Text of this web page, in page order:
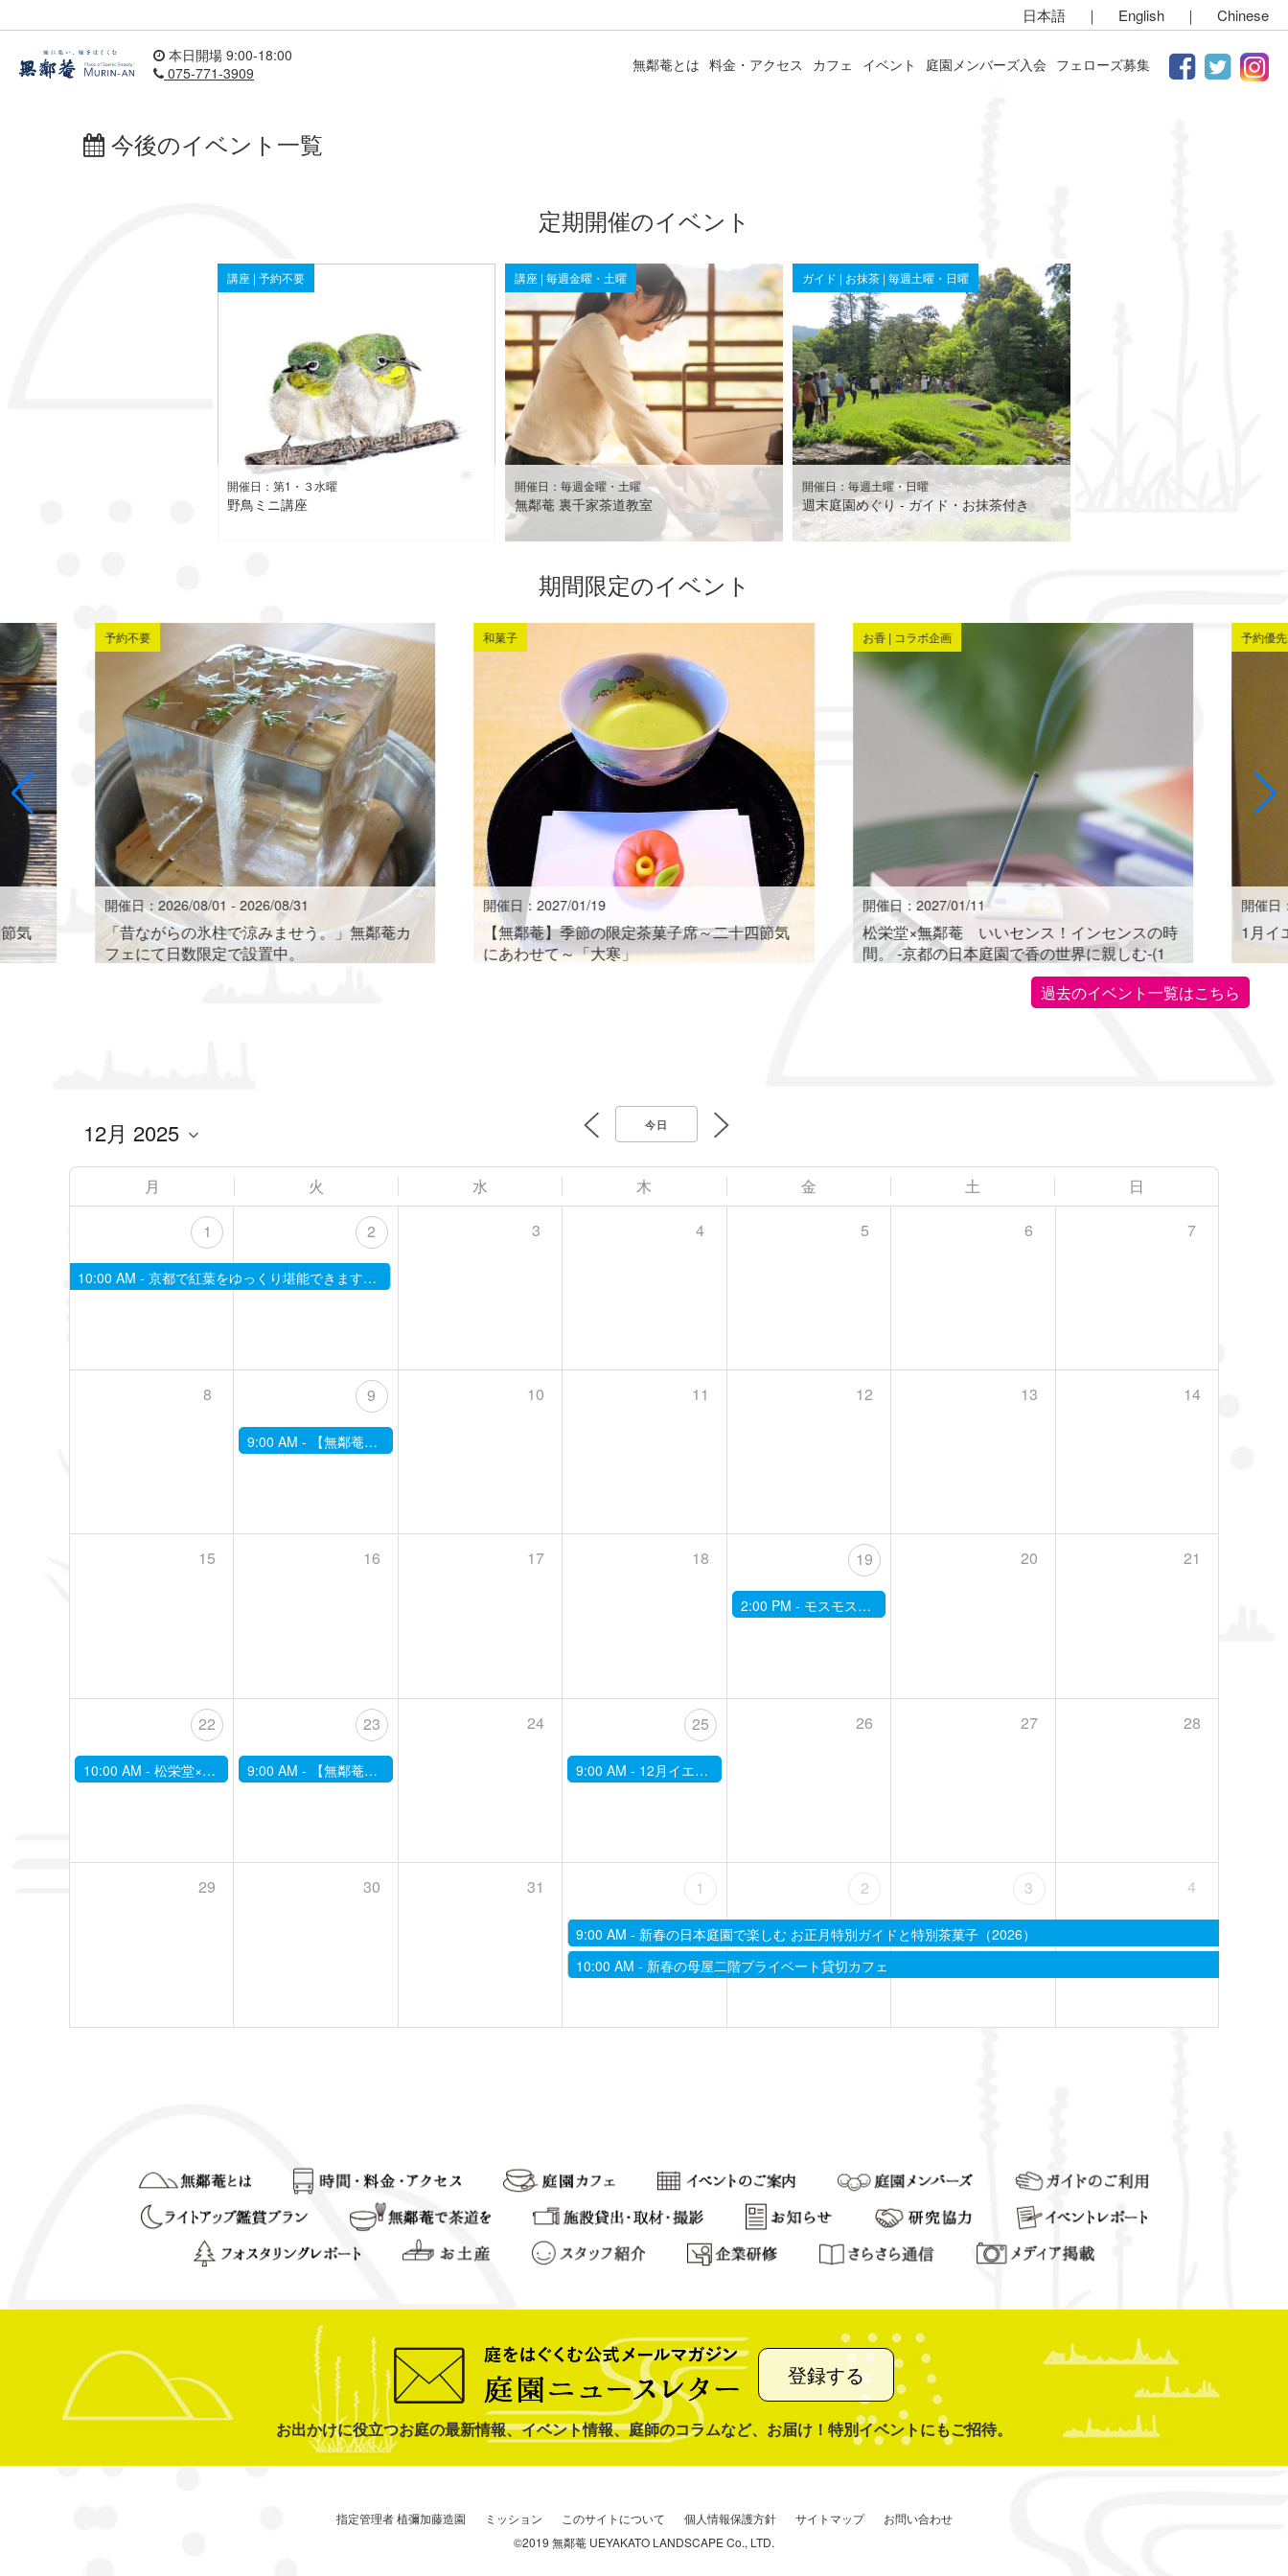
日本語 ｜ English ｜ Chinese
本日開場 9:00-18:00
075-771-3909
無鄰菴とは 料金・アクセス カフェ イベント 庭園メンバーズ入会 フェローズ募集
今後のイベント一覧
定期開催のイベント
講座 | 予約不要
開催日：第1・３水曜
野鳥ミニ講座
講座 | 毎週金曜・土曜
開催日：毎週金曜・土曜
無鄰菴 裏千家茶道教室
ガイド | お抹茶 | 毎週土曜・日曜
開催日：毎週土曜・日曜
週末庭園めぐり - ガイド・お抹茶付き
期間限定のイベント
気
予約不要
開催日：2026/08/01 - 2026/08/31
「昔ながらの氷柱で涼みませう。」無鄰菴カ
フェにて日数限定で設置中。
和菓子
開催日：2027/01/19
【無鄰菴】季節の限定茶菓子席～二十四節気
にあわせて～「大寒」
お香 | コラボ企画
開催日：2027/01/11
松栄堂×無鄰菴 いいセンス！インセンスの時
間。 -京都の日本庭園で香の世界に親しむ-(1
予約優
開催日
1月イ
過去のイベント一覧はこちら
今日
月 火 水 木 金 土 日
1
10:00 AM - 京都で紅葉をゆっくり堪能できます！ 秋の東山と名勝庭園を二階から望むプライベート貸切カフェ 2025
2 3 4 5 6 7
8 9
9:00 AM - 【無鄰菴】12/9季節の限定茶菓子席～二十四節気にあわせて～「大雪」
10 11 12 13 14
15 16 17 18 19
2:00 PM - モスモスな苔にさわる！→お庭で観察会。
20 21
22
10:00 AM - 松栄堂×無鄰菴 いいセンス！インセンスの時間。 -京都の日本庭園で香の世界に親しむ-(12月)
23
9:00 AM - 【無鄰菴】12/23季節の限定茶菓子席～二十四節気にあわせて～「冬至」
24 25
9:00 AM - 12月イエス、能。「宇髙竜成の部屋」
26 27 28
29 30 31 1
9:00 AM - 新春の日本庭園で楽しむ お正月特別ガイドと特別茶菓子（2026）
10:00 AM - 新春の母屋二階プライベート貸切カフェ
2 3 4
登録する
お出かけに役立つお庭の最新情報、イベント情報、庭師のコラムなど、お届け！特別イベントにもご招待。
指定管理者 植彌加藤造園 ミッション このサイトについて 個人情報保護方針 サイトマップ
お問い合わせ
©2019 無鄰菴 UEYAKATO LANDSCAPE Co., LTD.